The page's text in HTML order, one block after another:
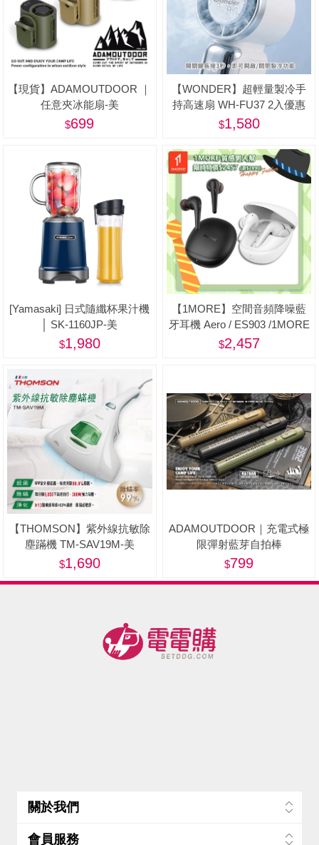
【現貨】ADAMOUTDOOR ｜
任意夾冰能扇-美
699
【WONDER】超輕量製冷手
持高速扇 WH-FU37 2入優惠
組-美
1,580
[Yamasaki] 日式隨纖杯果汁機
│ SK-1160JP-美
1,980
【1MORE】空間音頻降噪藍
牙耳機 Aero / ES903 /1MORE
Happy Father 特價$2457(原價
2,457
【THOMSON】紫外線抗敏除
塵蹣機 TM-SAV19M-美
1,690
ADAMOUTDOOR｜充電式極
限彈射藍芽自拍棒
799
關於我們
會員服務